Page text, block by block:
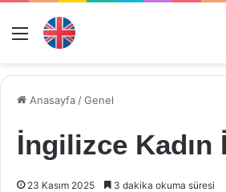
Menü
Anasayfa /Genel
İngilizce Kadın
23 Kasım 2025 3 dakika okuma süresi